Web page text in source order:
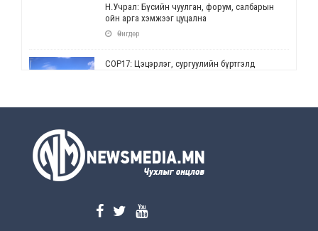
Н.Учрал: Бүсийн чуулган, форум, салбарын
ойн арга хэмжээг цуцална
Өчигдөр
СОР17: Цэцэрлэг, сургуулийн бүртгэлд
Өчигдөр
Өчигдөр